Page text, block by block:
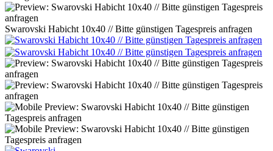
Swarovski Habicht 10x40 // Bitte günstigen Tagespreis anfragen